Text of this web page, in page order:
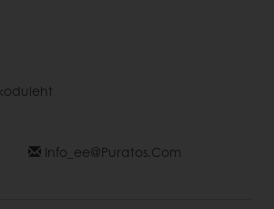
Info_ee@puratos.com